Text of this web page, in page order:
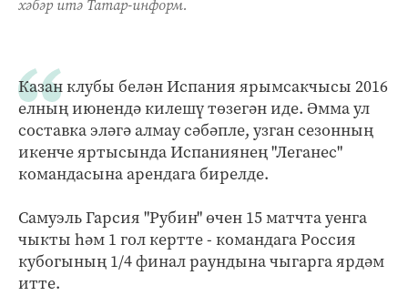
хәбәр итә Татар-информ.
Казан клубы белән Испания ярымсакчысы 2016
елның июнендә килешү төзегән иде. Әмма ул
составка эләгә алмау сәбәпле, узган сезонның
икенче яртысында Испаниянең "Леганес"
командасына арендага бирелде.
Самуэль Гарсия "Рубин" өчен 15 матчта уенга
чыкты һәм 1 гол кертте - командага Россия
кубогының 1/4 финал раундына чыгарга ярдәм
итте.